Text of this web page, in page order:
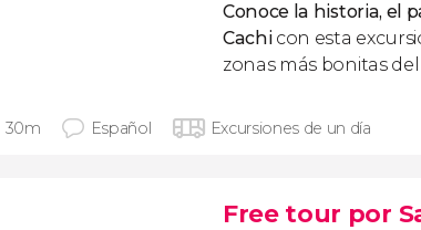
Conoce la historia, el
Cachicon esta
zonas más bonitas
30m Español Excursiones de un día
Free tour por